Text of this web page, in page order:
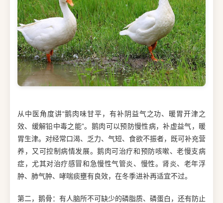
从中医角度讲“鹅肉味甘平，有补阴益气之功、暖胃开津之
效、缓解铅中毒之能”。鹅肉可以预防慢性病，补虚益气，暖
胃生津。对经常口渴、乏力、气短、食欲不振者，既可补充营
养，又可控制病情发展。鹅肉可治疗和预防咳嗽、老慢支病
症，尤其对治疗感冒和急慢性气管炎、慢性。肾炎、老年浮
肿、肺气肿、哮喘痰壅有良效，在冬季进补再适宜不过。
第二，鹅骨：有人脑所不可缺少的磷脂质、磷蛋白，还有防止